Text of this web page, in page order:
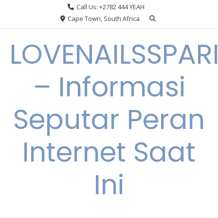
Call Us: +2782 444 YEAH
Cape Town, South Africa
– Informasi
Seputar Peran
Internet Saat
Ini